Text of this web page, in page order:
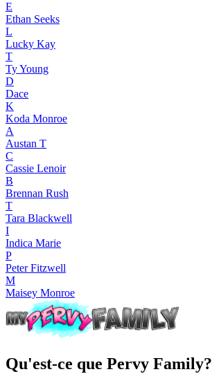
E
Ethan Seeks
L
Lucky Kay
T
Ty Young
D
Dace
K
Koda Monroe
A
Austan T
C
Cassie Lenoir
B
Brennan Rush
T
Tara Blackwell
I
Indica Marie
P
Peter Fitzwell
M
Maisey Monroe
Qu'est-ce que Pervy Family?